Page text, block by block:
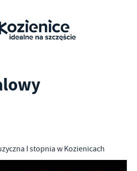
I stopnia w Kozienicach